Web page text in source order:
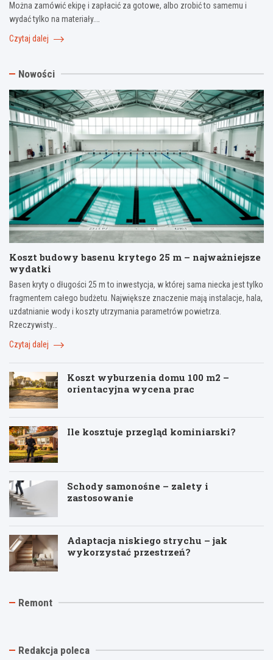
Można zamówić ekipę i zapłacić za gotowe, albo zrobić to samemu i
wydać tylko na materiały.…
Czytaj dalej
Nowości
Koszt budowy basenu krytego 25 m – najważniejsze
wydatki
Basen kryty o długości 25 m to inwestycja, w której sama niecka jest tylko
fragmentem całego budżetu. Największe znaczenie mają instalacje, hala,
uzdatnianie wody i koszty utrzymania parametrów powietrza.
Rzeczywisty…
Czytaj dalej
Koszt wyburzenia domu 100 m2 –
orientacyjna wycena prac
Ile kosztuje przegląd kominiarski?
Schody samonośne – zalety i
zastosowanie
Adaptacja niskiego strychu – jak
wykorzystać przestrzeń?
Remont
o
w
a
n
y
n Redakcja poleca